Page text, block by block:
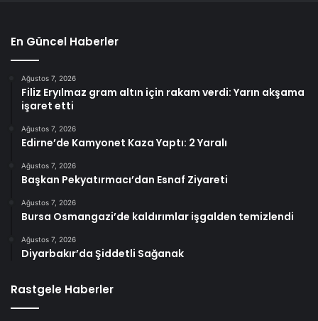
En Güncel Haberler
Ağustos 7, 2026
Filiz Eryılmaz gram altın için rakam verdi: Yarın akşama
işaret etti
Ağustos 7, 2026
Edirne’de Kamyonet Kaza Yaptı: 2 Yaralı
Ağustos 7, 2026
Başkan Pekyatırmacı’dan Esnaf Ziyareti
Ağustos 7, 2026
Bursa Osmangazi’de kaldırımlar işgalden temizlendi
Ağustos 7, 2026
Diyarbakır’da Şiddetli Sağanak
Rastgele Haberler